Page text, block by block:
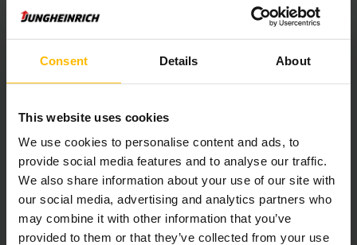
Consent Details About
This website uses cookies
We use cookies to personalise content and ads, to
provide social media features and to analyse our traffic.
We also share information about your use of our site with
our social media, advertising and analytics partners who
may combine it with other information that you’ve
provided to them or that they’ve collected from your use
HAR DU BRUG FOR HJÆLP? KONTAKT OS. KLIK
HER.
Produktinformation
Det følgende afsnit giver en omfattende oversigt over
køretøjets tekniske specifikationer og udstyr.